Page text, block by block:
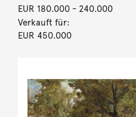
EUR 180.000- 240.000
Verkauft für:
EUR 450.000